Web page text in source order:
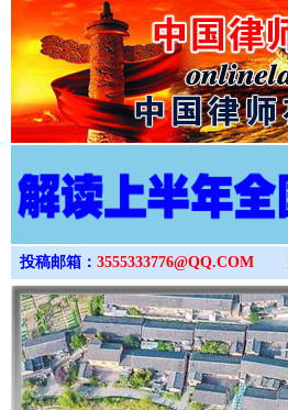
投稿邮箱： 3555333776@QQ.COM